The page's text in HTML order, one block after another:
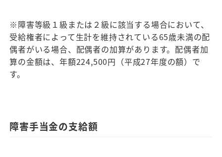
※障害等級１級または２級に該当する場合において、
受給権者によって生計を維持されている65歳未満の配
偶者がいる場合、配偶者の加算があります。配偶者加
算の金額は、年額224,500円（平成27年度の額）で
す。
障害手当金の支給額